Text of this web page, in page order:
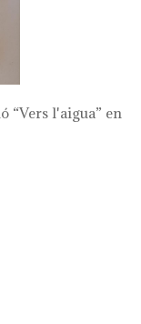
l'aigua” en